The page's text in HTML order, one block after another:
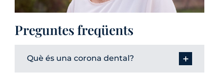
Preguntes freqüents
Què és una corona dental?